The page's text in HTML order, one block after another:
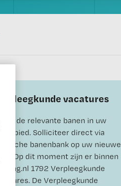
vacatures
de relevante banen in uw
Solliciteer direct via
banenbank op uw nieuwe
Op dit moment zijn er binnen
1792 Verpleegkunde
De Verpleegkunde